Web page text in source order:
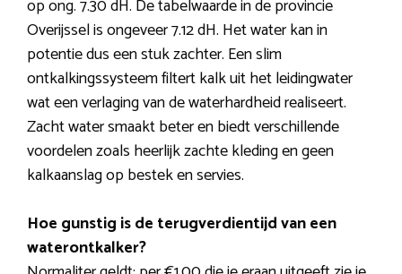
op ong. 7.30 dH. De tabelwaarde in de provincie
Overijssel is ongeveer 7.12 dH. Het water kan in
potentie dus een stuk zachter. Een slim
ontkalkingssysteem filtert kalk uit het leidingwater
wat een verlaging van de waterhardheid realiseert.
Zacht water smaakt beter en biedt verschillende
voordelen zoals heerlijk zachte kleding en geen
kalkaanslag op bestek en servies.
Hoe gunstig is de terugverdientijd van een
waterontkalker?